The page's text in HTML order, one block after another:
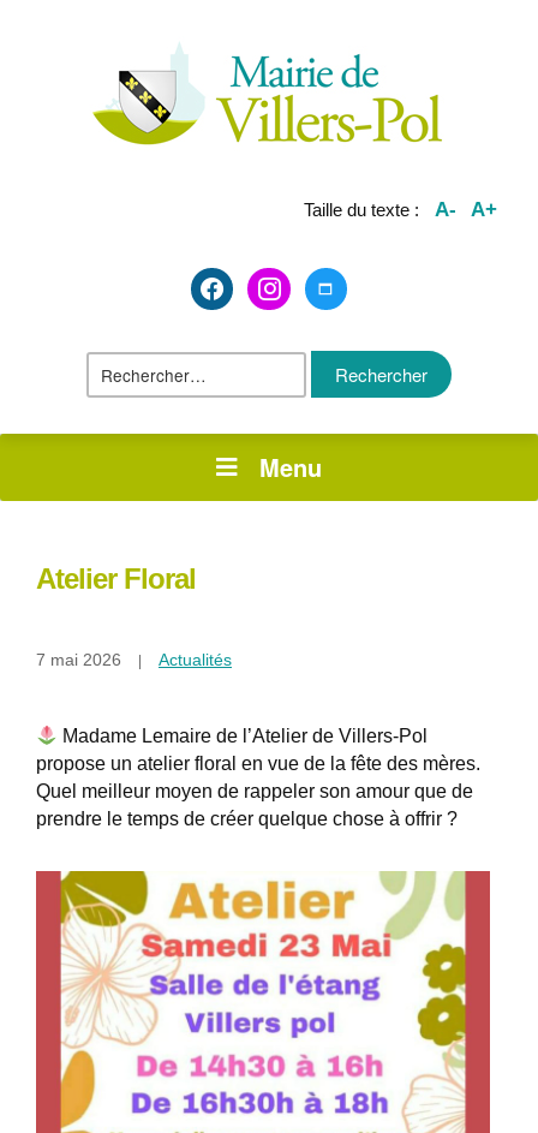
Taille du texte : A- A+
facebook2instagrammaximize
Rechercher :
Menu
Atelier Floral
7 mai 2026 Actualités
Madame Lemaire de l’Atelier de Villers-Pol
propose un atelier floral en vue de la fête des mères.
Quel meilleur moyen de rappeler son amour que de
prendre le temps de créer quelque chose à offrir ?